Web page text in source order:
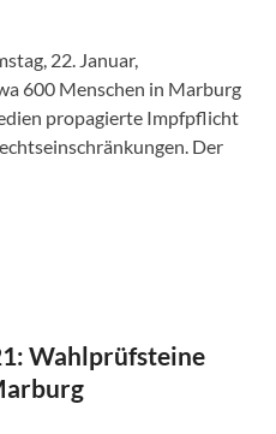
22. Januar,
600 Menschen in Marburg
propagierte Impfpflicht
Der
Wahlprüfsteine